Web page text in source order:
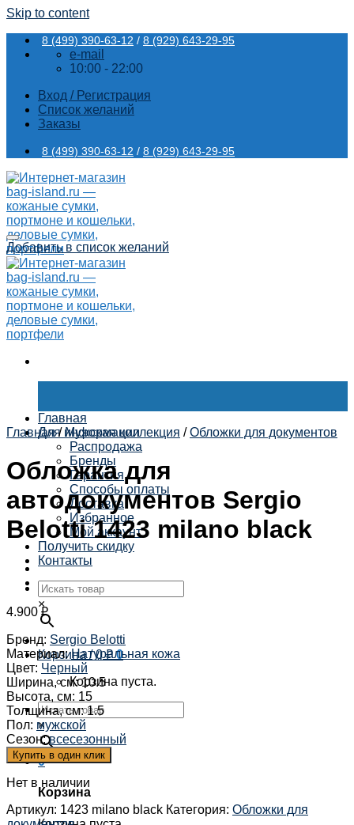
Skip to content
8 (499) 390-63-12 / 8 (929) 643-29-95
e-mail
10:00 - 22:00
Вход / Регистрация
Список желаний
Заказы
8 (499) 390-63-12 / 8 (929) 643-29-95
Главная
Для информации
Распродажа
Бренды
Гарантия
Способы оплаты
Доставка
Избранное
Мой аккаунт
Получить скидку
Контакты
×
Корзина /0₽ 0
Корзина пуста.
×
0
Корзина
Добавить в список желаний
Главная / Мужская коллекция / Обложки для документов
Обложка для
автодокументов Sergio
Belotti 1423 milano black
4.900 ₽
Бренд: Sergio Belotti
Материал:Натуральная кожа
Цвет: Черный
Ширина, см:10.5
Высота, см: 15
Толщина, см:1.5
Пол: мужской
Сезон:всесезонный
Купить в один клик
Нет в наличии
Артикул: 1423 milano black Категория: Обложки для